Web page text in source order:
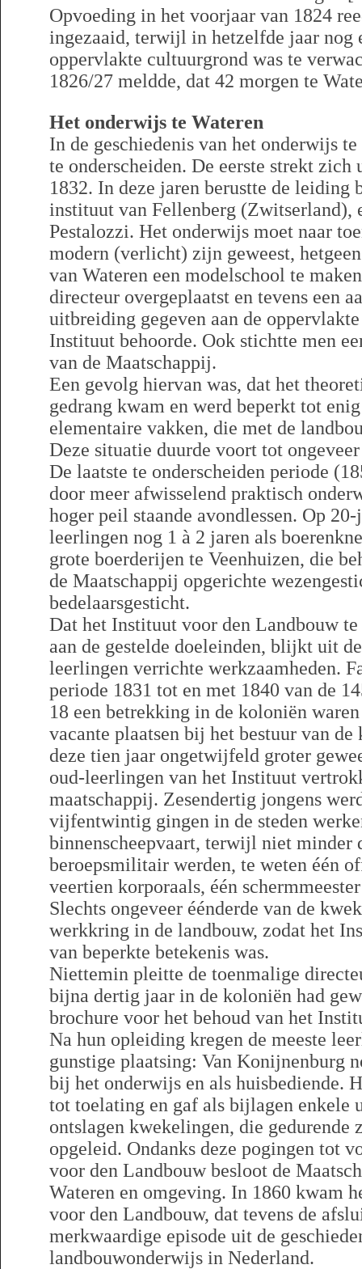
Opvoeding in het voorjaar van 1824
ingezaaid, terwijl in hetzelfde jaar nog
oppervlakte cultuurgrond was te
1826/27 meldde, dat 42 morgen te
Het onderwijs te Wateren
In de geschiedenis van het onderwijs
te onderscheiden. De eerste strekt
1832. In deze jaren berustte de leiding
instituut van Fellenberg (Zwitserland),
Pestalozzi. Het onderwijs moet naar
modern (verlicht) zijn geweest,
van Wateren een modelschool te
directeur overgeplaatst en tevens een
uitbreiding gegeven aan de
Instituut behoorde. Ook stichtte men
van de Maatschappij.
Een gevolg hiervan was, dat het
gedrang kwam en werd beperkt tot
elementaire vakken, die met de
Deze situatie duurde voort tot
De laatste te onderscheiden periode
door meer afwisselend praktisch
hoger peil staande avondlessen. Op
leerlingen nog 1 à 2 jaren als
grote boerderijen te Veenhuizen, die
de Maatschappij opgerichte
bedelaarsgesticht.
Dat het Instituut voor den Landbouw
aan de gestelde doeleinden, blijkt uit
leerlingen verrichte werkzaamheden.
periode 1831 tot en met 1840 van de
18 een betrekking in de koloniën
vacante plaatsen bij het bestuur van
deze tien jaar ongetwijfeld groter
oud-leerlingen van het Instituut
maatschappij. Zesendertig jongens
vijfentwintig gingen in de steden
binnenscheepvaart, terwijl niet minder
beroepsmilitair werden, te weten één
veertien korporaals, één
Slechts ongeveer éénderde van de
werkkring in de landbouw, zodat het
van beperkte betekenis was.
Niettemin pleitte de toenmalige
bijna dertig jaar in de koloniën had
brochure voor het behoud van het
Na hun opleiding kregen de meeste
gunstige plaatsing: Van Konijnenburg
bij het onderwijs en als huisbediende.
tot toelating en gaf als bijlagen enkele
ontslagen kwekelingen, die gedurende
opgeleid. Ondanks deze pogingen tot
voor den Landbouw besloot de
Wateren en omgeving. In 1860 kwam
voor den Landbouw, dat tevens de
merkwaardige episode uit de
landbouwonderwijs in Nederland.